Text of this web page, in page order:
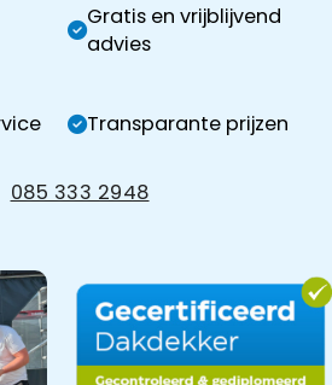
Gratis en vrijblijvend
advies
Transparante prijzen
085 333 2948